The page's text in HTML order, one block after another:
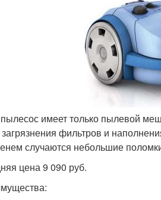
имеет только пылевой
загрязнения фильтров и
случаются небольшие
цена 9 090 руб.